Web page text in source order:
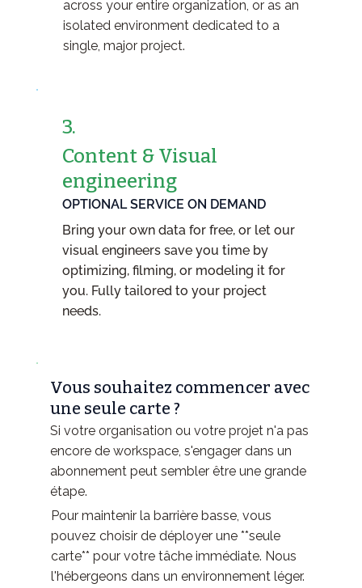
Vous souhaitez commencer avec
une seule carte ?
Si votre organisation ou votre projet n'a pas
encore de workspace, s'engager dans un
abonnement peut sembler être une grande
étape.
Pour maintenir la barrière basse, vous
pouvez choisir de déployer une **seule
carte** pour votre tâche immédiate. Nous
l'hébergeons dans un environnement léger.
across your entire organization, or as an
isolated environment dedicated to a
single, major project.
3.
Content & Visual
engineering
OPTIONAL SERVICE ON DEMAND
Bring your own data for free, or let our
visual engineers save you time by
optimizing, filming, or modeling it for
you. Fully tailored to your project
needs.